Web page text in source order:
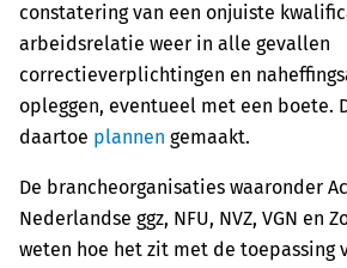
constatering van een onjuiste
arbeidsrelatie weer in alle gevallen
correctieverplichtingen en
opleggen, eventueel met een boete.
daartoe plannen gemaakt.
De brancheorganisaties waaronder
Nederlandse ggz, NFU, NVZ, VGN en
weten hoe het zit met de toepassing